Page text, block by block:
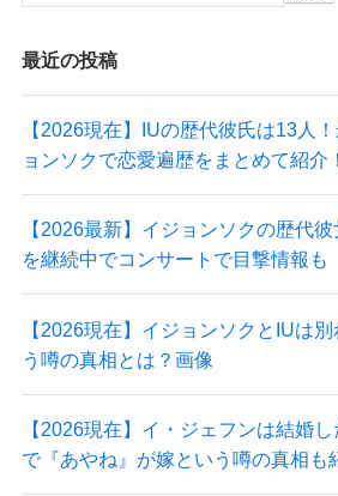
最近の投稿
【2026現在】IUの歴代彼氏は13人
ョンソクで恋愛遍歴をまとめて紹介
【2026最新】イジョンソクの歴代
を継続中でコンサートで目撃情報も
【2026現在】イジョンソクとIUは
う噂の真相とは？画像
【2026現在】イ・ジェフンは結婚
で『あやね』が嫁という噂の真相も